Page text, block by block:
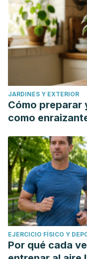
JARDINES Y EXTERIOR
Cómo preparar
como
EJERCICIO FÍSICO Y
Por qué cada